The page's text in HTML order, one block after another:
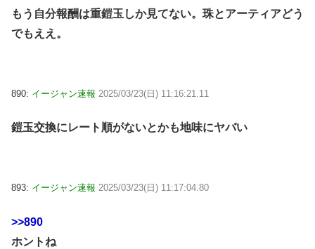
もう自分報酬は重鎧玉しか見てない。珠とアーティアどう
でもええ。
890: イージャン速報 2025/03/23(日) 11:16:21.11
鎧玉交換にレート順がないとかも地味にヤバい
893: イージャン速報 2025/03/23(日) 11:17:04.80
>>890
ホントね